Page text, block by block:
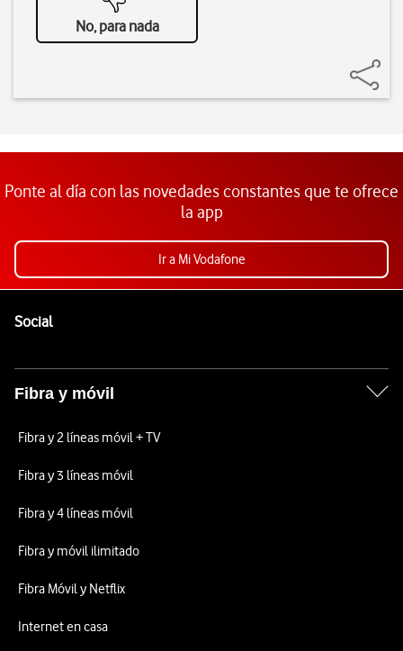
No, para nada
Ponte al día con las novedades constantes que te ofrece
la app
Ir a Mi Vodafone
SocialEnlaces a las redes sociales de Vodafone
Fibra y móvil
Fibra y 2 líneas móvil + TV
Fibra y 3 líneas móvil
Fibra y 4 líneas móvil
Fibra y móvil ilimitado
Fibra Móvil y Netflix
Internet en casa